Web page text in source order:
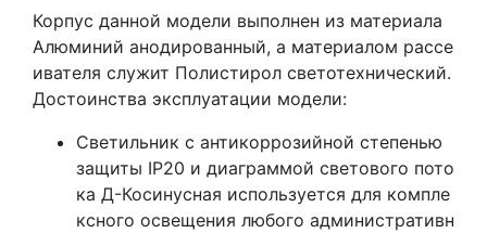
Корпус данной модели выполнен из материала
Алюминий анодированный, а материалом рассе
ивателя служит Полистирол светотехнический.
Достоинства эксплуатации модели:
Светильник с антикоррозийной степенью
защиты IP20 и диаграммой светового пото
ка Д-Косинусная используется для компле
ксного освещения любого административн